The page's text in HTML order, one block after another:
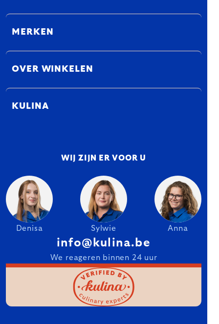
MERKEN
OVER WINKELEN
KULINA
WIJ ZIJN ER VOOR U
Denisa Sylwie Anna
info@kulina.be
We reageren binnen 24 uur